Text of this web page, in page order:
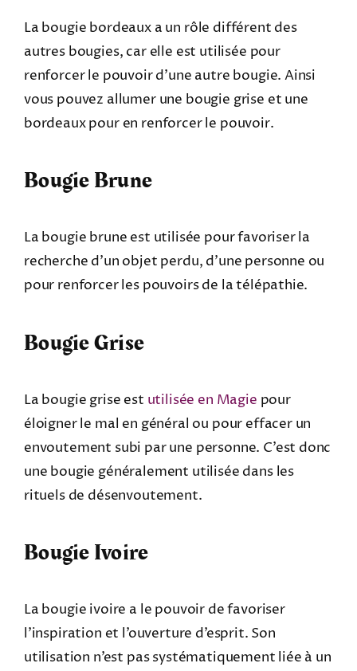
La bougie bordeaux a un rôle différent des
autres bougies, car elle est utilisée pour
renforcer le pouvoir d’une autre bougie. Ainsi
vous pouvez allumer une bougie grise et une
bordeaux pour en renforcer le pouvoir.
Bougie Brune
La bougie brune est utilisée pour favoriser la
recherche d’un objet perdu, d’une personne ou
pour renforcer les pouvoirs de la télépathie.
Bougie Grise
La bougie grise est utilisée en Magie pour
éloigner le mal en général ou pour effacer un
envoutement subi par une personne. C’est donc
une bougie généralement utilisée dans les
rituels de désenvoutement.
Bougie Ivoire
La bougie ivoire a le pouvoir de favoriser
l’inspiration et l’ouverture d’esprit. Son
utilisation n’est pas systématiquement liée à un